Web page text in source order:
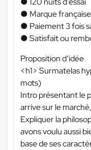
● Marque française
● Paiement 3 fois
● Satisfait ou
Proposition d’idée
<h1> Surmatelas
mots)
Intro présentant le
arrive sur le
Expliquer la
avons voulu aussi
base de ses